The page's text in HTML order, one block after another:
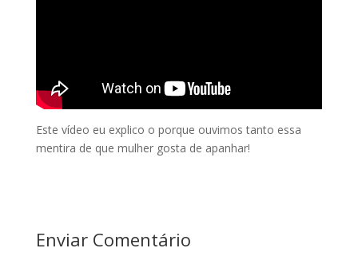
Este vídeo eu explico o porque ouvimos tanto essa
mentira de que mulher gosta de apanhar!
Enviar Comentário